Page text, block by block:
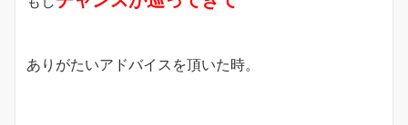
ありがたいアドバイスを頂いた時。